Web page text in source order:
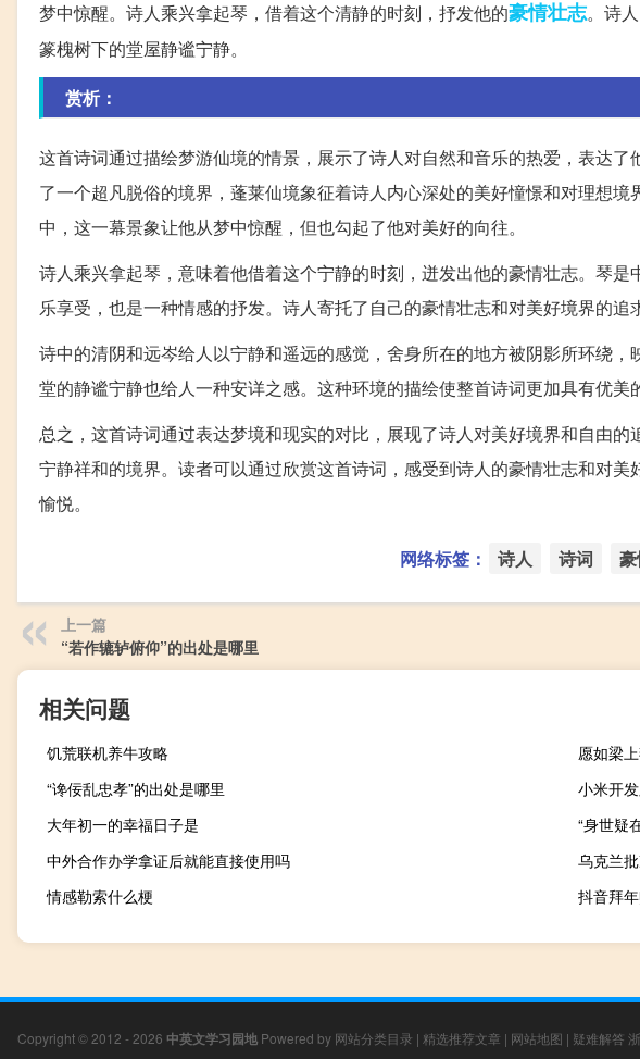
梦中惊醒。诗人乘兴拿起琴，借着这个清静的时刻，抒发他的豪情壮志。诗
篆槐树下的堂屋静谧宁静。
赏析：
这首诗词通过描绘梦游仙境的情景，展示了诗人对自然和音乐的热爱，表达
了一个超凡脱俗的境界，蓬莱仙境象征着诗人内心深处的美好憧憬和对理想
中，这一幕景象让他从梦中惊醒，但也勾起了他对美好的向往。
诗人乘兴拿起琴，意味着他借着这个宁静的时刻，迸发出他的豪情壮志。琴
乐享受，也是一种情感的抒发。诗人寄托了自己的豪情壮志和对美好境界的追
诗中的清阴和远岑给人以宁静和遥远的感觉，舍身所在的地方被阴影所环绕
堂的静谧宁静也给人一种安详之感。这种环境的描绘使整首诗词更加具有优美
总之，这首诗词通过表达梦境和现实的对比，展现了诗人对美好境界和自由
宁静祥和的境界。读者可以通过欣赏这首诗词，感受到诗人的豪情壮志和对
愉悦。
网络标签： 诗人 诗词
上一篇
“若作辘轳俯仰”的出处是哪里
相关问题
饥荒联机养牛攻略
愿如梁
“谗佞乱忠孝”的出处是哪里
小米开
大年初一的幸福日子是
“身世疑
中外合作办学拿证后就能直接使用吗
乌克兰
情感勒索什么梗
抖音拜
Copyright © 2012 - 2026 中英文学习园地 Powered by 网站分类目录 | 精选推荐文章 | 网站地图 | 疑难解答